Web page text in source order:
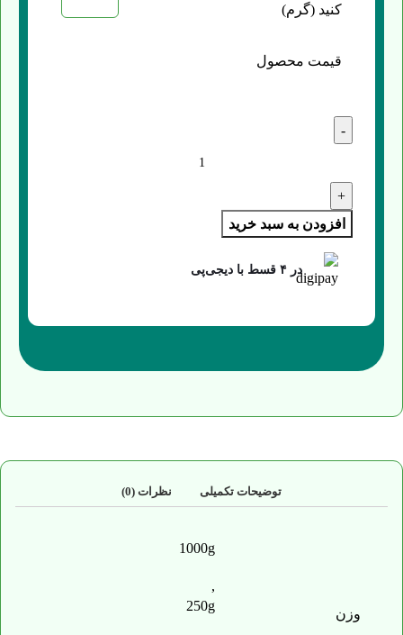
کنید (گرم)
قیمت محصول
افزودن به سبد خرید
در ۴ قسط با دیجی‌پی
توضیحات تکمیلی نظرات (0)
وزن
1000g
,
250g